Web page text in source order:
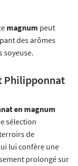
magnum peut
des arômes
soyeuse.
Philipponnat
en magnum
sélection
de
lui confère une
prolongé sur